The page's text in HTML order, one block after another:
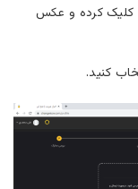
کلیک کرده و عکس
کنید.